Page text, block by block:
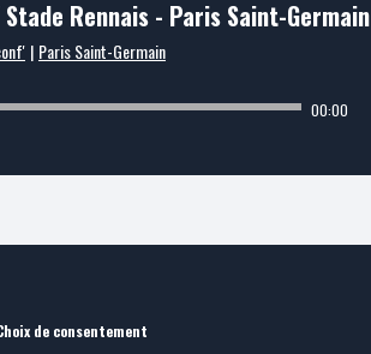
Rennais - Paris Saint-Germain
| Paris Saint-Germain
00:00
de consentement